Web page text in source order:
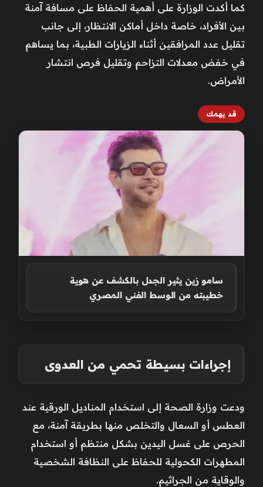
كما أكدت الوزارة على أهمية الحفاظ على مسافة آمنة
بين الأفراد، خاصة داخل أماكن الانتظار، إلى جانب
تقليل عدد المرافقين أثناء الزيارات الطبية، بما يساهم
في خفض معدلات التزاحم وتقليل فرص انتشار
الأمراض.
قد يهمك
سامو زين يثير الجدل بالكشف عن هوية
خطيبته من الوسط الفني المصري
إجراءات بسيطة تحمي من العدوى
ودعت وزارة الصحة إلى استخدام المناديل الورقية عند
العطس أو السعال والتخلص منها بطريقة آمنة، مع
الحرص على غسل اليدين بشكل منتظم أو استخدام
المطهرات الكحولية للحفاظ على النظافة الشخصية
والوقاية من الجراثيم.